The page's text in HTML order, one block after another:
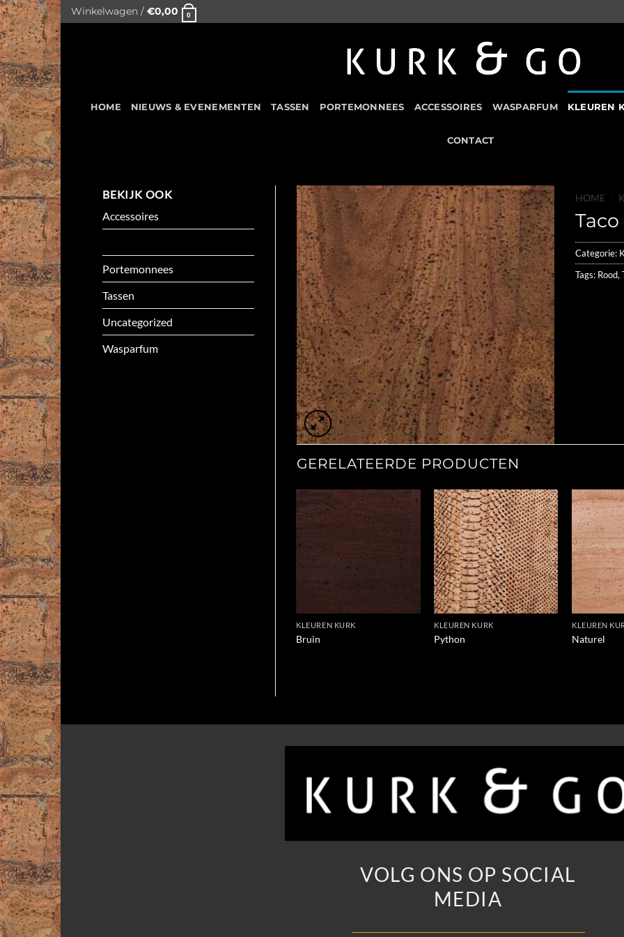
Skip
to
content
Winkelwagen / €0,00 0
HOME NIEUWS & EVENEMENTEN TASSEN PORTEMONNEES ACCESSOIRES WASPARFUM KLEUREN
CONTACT
BEKIJK OOK
Accessoires
Portemonnees
Tassen
Uncategorized
Wasparfum
Add to
Wishlist
HOME
Taco
Categorie:
Tags: Rood,
GERELATEERDE PRODUCTEN
Add to
KLEUREN KURK
Bruin
Add to
Wishlist
KLEUREN KURK
Python
KLEUREN
Naturel
VOLG ONS OP SOCIAL
MEDIA